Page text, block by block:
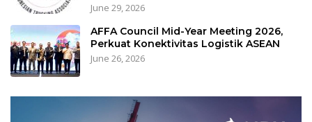
June 29, 2026
AFFA Council Mid-Year Meeting 2026,
Perkuat Konektivitas Logistik ASEAN
June 26, 2026